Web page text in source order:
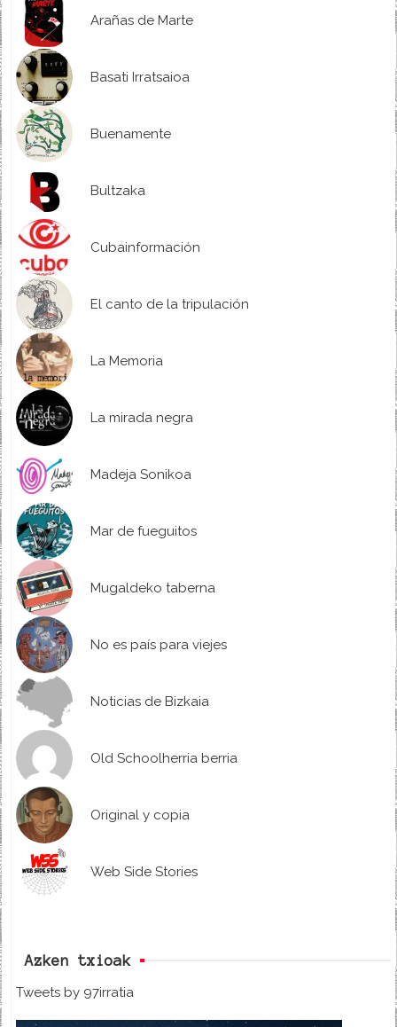
Arañas de Marte
Basati Irratsaioa
Buenamente
Bultzaka
Cubainformación
El canto de la tripulación
La Memoria
La mirada negra
Madeja Sonikoa
Mar de fueguitos
Mugaldeko taberna
No es país para viejes
Noticias de Bizkaia
Old Schoolherria berria
Original y copia
Web Side Stories
Azken txioak
Tweets by 97irratia